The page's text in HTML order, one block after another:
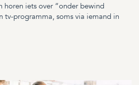
horen iets over “onder bewind
tv-programma, soms via iemand in